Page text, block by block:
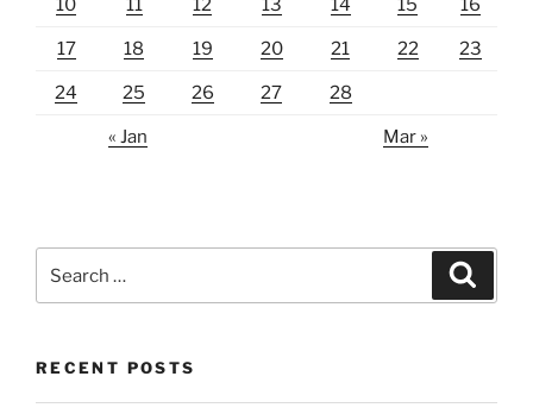
10 11 12 13 14 15 16
17 18 19 20 21 22 23
24 25 26 27 28
« Jan Mar »
for:
RECENT POSTS